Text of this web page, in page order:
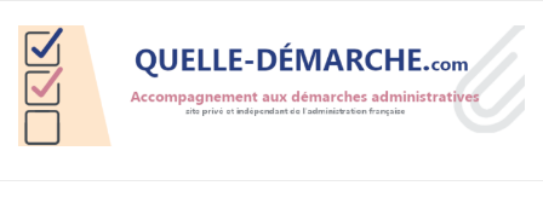
content
Home